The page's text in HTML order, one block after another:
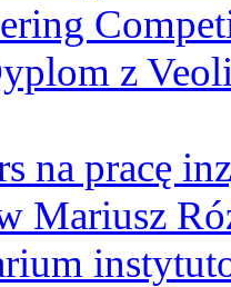
z
na pracę
Mariusz